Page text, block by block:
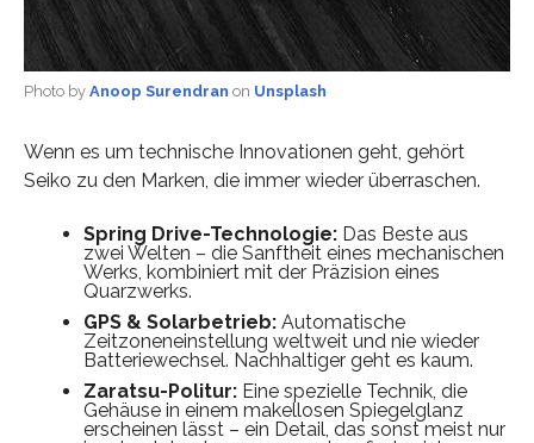
Photo by Anoop Surendran on Unsplash
Wenn es um technische Innovationen geht, gehört
Seiko zu den Marken, die immer wieder überraschen.
Spring Drive-Technologie:Das Beste aus
zwei Welten – die Sanftheit eines mechanischen
Werks, kombiniert mit der Präzision eines
Quarzwerks.
GPS & Solarbetrieb:Automatische
Zeitzoneneinstellung weltweit und nie wieder
Batteriewechsel. Nachhaltiger geht es kaum.
Zaratsu-Politur:Eine spezielle Technik, die
Gehäuse in einem makellosen Spiegelglanz
erscheinen lässt – ein Detail, das sonst meist nur